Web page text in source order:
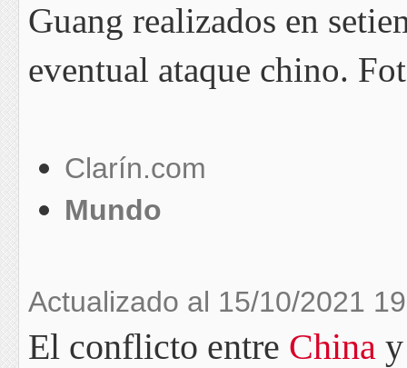
Guang realizados en
eventual ataque chino.
Clarín.com
Mundo
Actualizado al 15/10/2021
El conflicto entre China